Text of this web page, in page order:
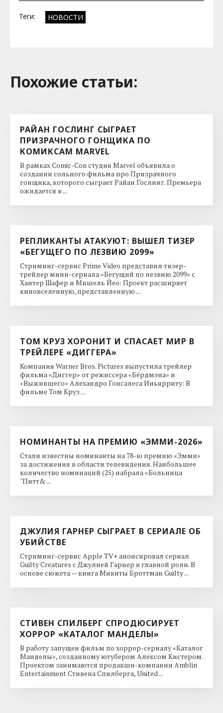
Теги: НОВОСТИ
Похожие cтатьи:
РАЙАН ГОСЛИНГ СЫГРАЕТ
ПРИЗРАЧНОГО ГОНЩИКА ПО
КОМИКСАМ MARVEL
В рамках Comic-Con студия Marvel объявила о
создании сольного фильма про Призрачного
гонщика, которого сыграет Райан Гослинг. Премьера
ожидается в ...
РЕПЛИКАНТЫ АТАКУЮТ: ВЫШЕЛ ТИЗЕР
«БЕГУЩЕГО ПО ЛЕЗВИЮ 2099»
Стриминг-сервис Prime Video представил тизер-
трейлер мини-сериала «Бегущий по лезвию 2099» с
Хантер Шафер и Мишель Йео: Проект расширяет
киновселенную, представленную ...
ТОМ КРУЗ ХОРОНИТ И СПАСАЕТ МИР В
ТРЕЙЛЕРЕ «ДИГГЕРА»
Компания Warner Bros. Pictures выпустила трейлер
фильма «Диггер» от режиссера «Бёрдмэна» и
«Выжившего» Алехандро Гонсалеса Иньярриту: В
фильме Том Круз ...
НОМИНАНТЫ НА ПРЕМИЮ «ЭММИ-2026»
Стали известны номинанты на 78-ю премию «Эмми»
за достижения в области телевидения. Наибольшее
количество номинаций (25) набрала «Больница
"Питт& ...
ДЖУЛИЯ ГАРНЕР СЫГРАЕТ В СЕРИАЛЕ ОБ
УБИЙСТВЕ
Стриминг-сервис Apple TV+ анонсировал сериал
Guilty Creatures с Джулией Гарнер в главной роли. В
основе сюжета — книга Микиты Броттман Guilty ...
СТИВЕН СПИЛБЕРГ СПРОДЮСИРУЕТ
ХОРРОР «КАТАЛОГ МАНДЕЛЫ»
В работу запущен фильм по хоррор-сериалу «Каталог
Манделы», созданному ютубером Алексом Кистером.
Проектом занимаются продакшн-компании Amblin
Entertainment Стивена Спилберга, United ...